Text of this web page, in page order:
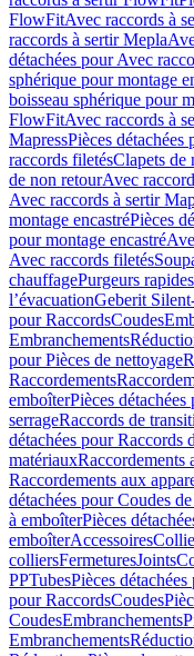
FlowFitAvec raccords à
raccords à sertir Mepla
détachées pour Avec
sphérique pour montage
boisseau sphérique pour
FlowFitAvec raccords à
MapressPièces détachées
raccords filetésClapets de
de non retourAvec
Avec raccords à sertir
montage encastréPièces
pour montage encastré
Avec raccords filetés
chauffagePurgeurs rapides
l’évacuationGeberit
pour RaccordsCoudes
Embranchements
pour Pièces de nettoyage
Raccordements
emboîterPièces
serrageRaccords de
détachées pour Raccords
matériauxRaccordements
Raccordements aux
détachées pour Coudes
à emboîterPièces
emboîterAccessoires
colliersFermeturesJoints
PPTubesPièces
pour RaccordsCoudes
CoudesEmbranchements
Embranchements